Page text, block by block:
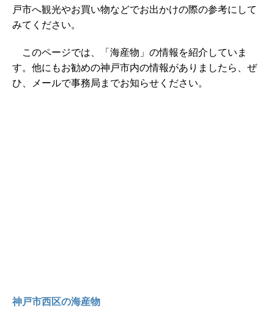
戸市へ観光やお買い物などでお出かけの際の参考にして
みてください。
このページでは、「海産物」の情報を紹介していま
す。他にもお勧めの神戸市内の情報がありましたら、ぜ
ひ、メールで事務局までお知らせください。
神戸市西区の海産物